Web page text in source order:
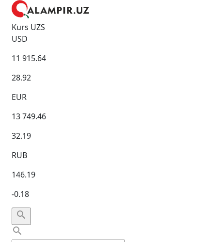
Kurs UZS
USD
11 915.64
28.92
EUR
13 749.46
32.19
RUB
146.19
-0.18